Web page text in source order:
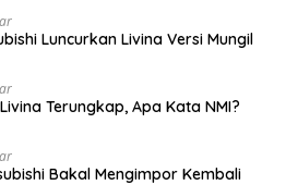
Luncurkan Livina Versi Mungil
Terungkap, Apa Kata NMI?
Bakal Mengimpor Kembali